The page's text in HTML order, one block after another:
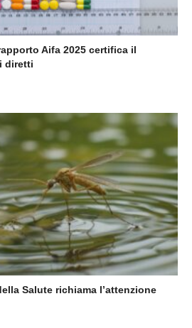
Aifa 2025 certifica il
diretti
Salute richiama l’attenzione